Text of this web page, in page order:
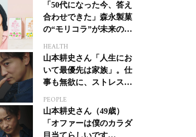
「50代になった今、答え
合わせできた」森永製菓
の“モリコラ”が未来のキ
HEALTH
山本耕史さん「人生にお
いて最優先は家族」。仕
事も無欲に、ストレスを
PEOPLE
山本耕史さん（49歳）
「オファーは僕のカラダ
目当てらしいです